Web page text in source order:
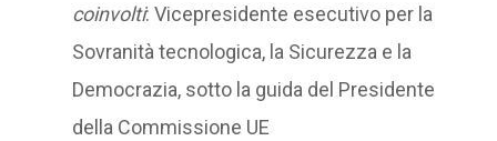
coinvolti: Vicepresidente esecutivo per la
Sovranità tecnologica, la Sicurezza e la
Democrazia, sotto la guida del Presidente
della Commissione UE